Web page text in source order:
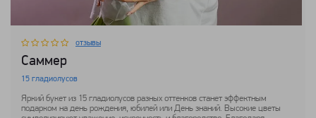
отзывы
Саммер
15 гладиолусов
Яркий букет из 15 гладиолусов разных оттенков станет эффектным
подарком на день рождения, юбилей или День знаний. Высокие цветы